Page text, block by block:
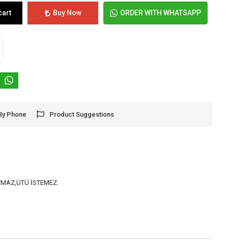
Buy Now ORDER WITH WHATSAPP
Phone Product Suggestions
İSTEMEZ.